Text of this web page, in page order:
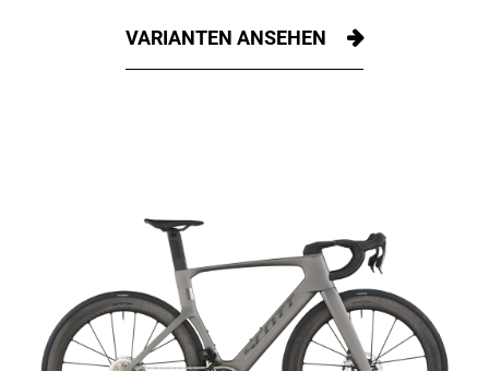
VARIANTEN ANSEHEN